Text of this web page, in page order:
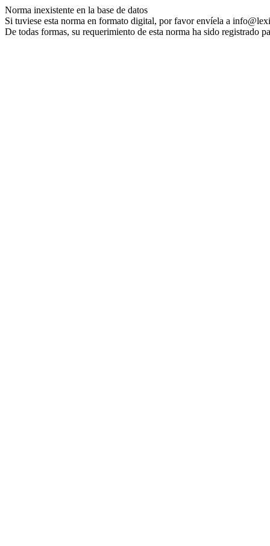
Norma inexistente en la base de datos
Si tuviese esta norma en formato digital, por favor envíela a
De todas formas, su requerimiento de esta norma ha sido registrado